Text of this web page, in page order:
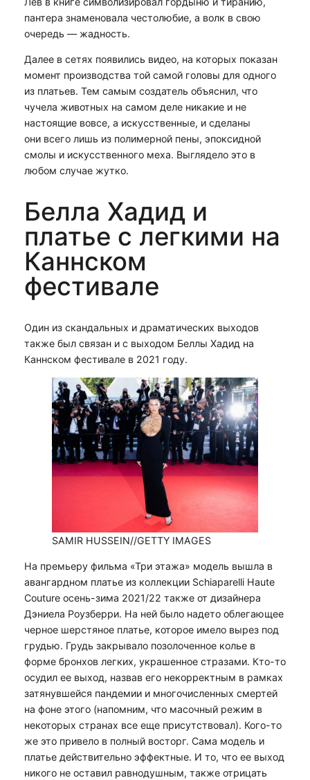
пантера знаменовала честолюбие, а волк в свою
очередь — жадность.
Далее в сетях появились видео, на которых показан
момент производства той самой головы для одного
из платьев. Тем самым создатель объяснил, что
чучела животных на самом деле никакие и не
настоящие вовсе, а искусственные, и сделаны
они всего лишь из полимерной пены, эпоксидной
смолы и искусственного меха. Выглядело это в
любом случае жутко.
Белла Хадид и
платье с легкими на
Каннском
фестивале
Один из скандальных и драматических выходов
также был связан и с выходом Беллы Хадид на
Каннском фестивале в 2021 году.
SAMIR HUSSEIN//GETTY IMAGES
На премьеру фильма «Три этажа» модель вышла в
авангардном платье из коллекции Schiaparelli Haute
Couture осень-зима 2021/22 также от дизайнера
Дэниела Роузберри. На ней было надето облегающее
черное шерстяное платье, которое имело вырез под
грудью. Грудь закрывало позолоченное колье в
форме бронхов легких, украшенное стразами. Кто-то
осудил ее выход, назвав его некорректным в рамках
затянувшейся пандемии и многочисленных смертей
на фоне этого (напомним, что масочный режим в
некоторых странах все еще присутствовал). Кого-то
же это привело в полный восторг. Сама модель и
платье действительно эффектные. И то, что ее выход
никого не оставил равнодушным, также отрицать